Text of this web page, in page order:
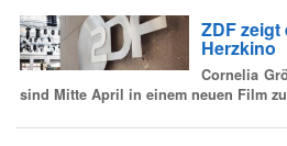
ZDF
Herzkino
Cornelia
sind Mitte April in einem neuen Film